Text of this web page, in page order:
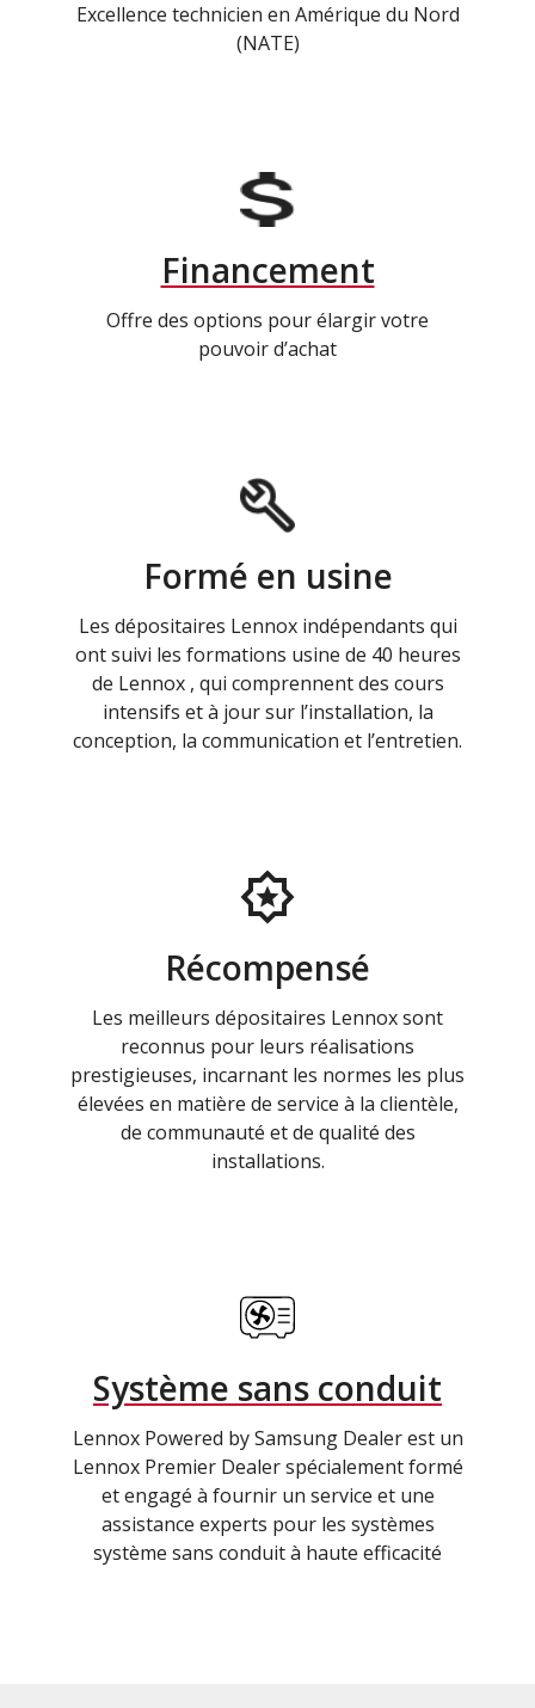
Excellence technicien en Amérique du Nord
(NATE)
Financement
Offre des options pour élargir votre
pouvoir d’achat
Formé en usine
Les dépositaires Lennox indépendants qui
ont suivi les formations usine de 40 heures
de Lennox , qui comprennent des cours
intensifs et à jour sur l’installation, la
conception, la communication et l’entretien.
Récompensé
Les meilleurs dépositaires Lennox sont
reconnus pour leurs réalisations
prestigieuses, incarnant les normes les plus
élevées en matière de service à la clientèle,
de communauté et de qualité des
installations.
Système sans conduit
Lennox Powered by Samsung Dealer est un
Lennox Premier Dealer spécialement formé
et engagé à fournir un service et une
assistance experts pour les systèmes
système sans conduit à haute efficacité